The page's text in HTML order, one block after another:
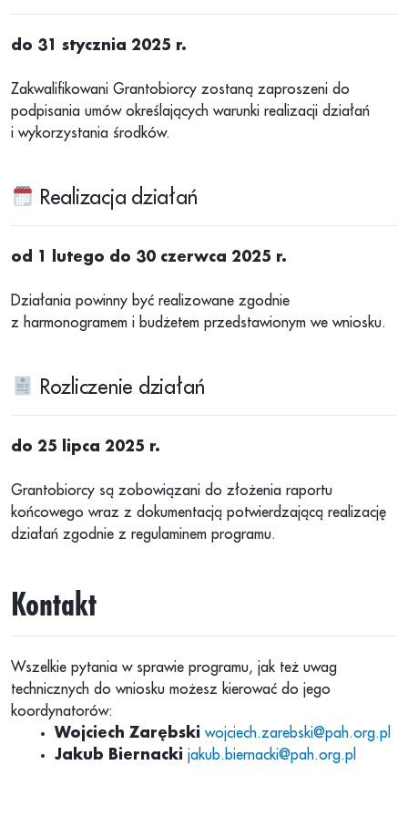
do 31 stycznia 2025 r.
Zakwalifikowani Grantobiorcy zostaną zaproszeni do
podpisania umów określających warunki realizacji działań
i wykorzystania środków.
Realizacja działań
od 1 lutego do 30 czerwca 2025 r.
Działania powinny być realizowane zgodnie
z harmonogramem i budżetem przedstawionym we wniosku.
Rozliczenie działań
do 25 lipca 2025 r.
Grantobiorcy są zobowiązani do złożenia raportu
końcowego wraz z dokumentacją potwierdzającą realizację
działań zgodnie z regulaminem programu.
Kontakt
Wszelkie pytania w sprawie programu, jak też uwag
technicznych do wniosku możesz kierować do jego
koordynatorów:
Wojciech Zarębski wojciech.zarebski@pah.org.pl
Jakub Biernacki jakub.biernacki@pah.org.pl